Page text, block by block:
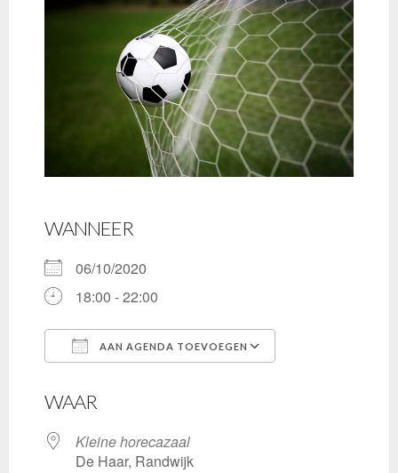
WANNEER
06/10/2020
18:00 - 22:00
AAN AGENDA TOEVOEGEN
WAAR
Kleine horecazaal
De Haar, Randwijk